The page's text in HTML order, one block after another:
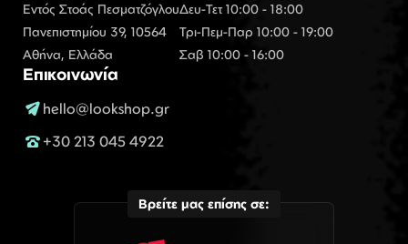
Εντός Στοάς Πεσματζόγλου
Πανεπιστημίου 39, 10564
Αθήνα, Ελλάδα
Δευ-Τετ 10:00 - 18:00
Τρι-Πεμ-Παρ 10:00 - 19:00
Σαβ 10:00 - 16:00
Επικοινωνία
hello@lookshop.gr
+30 213 045 4922
Βρείτε μας επίσης σε: